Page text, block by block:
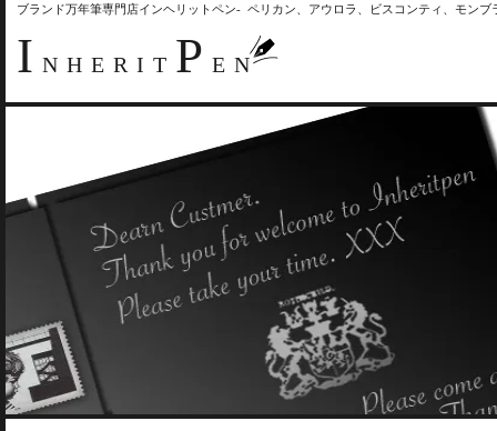
ブランド万年筆専門店インヘリットペン- ペリカン、アウロラ、ビスコンティ、モン
I NHERIT P EN